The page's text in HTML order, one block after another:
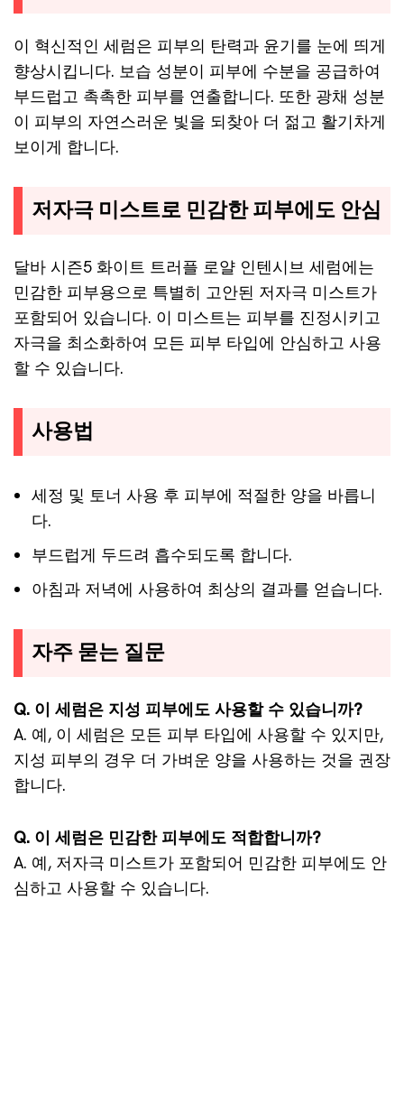
이 혁신적인 세럼은 피부의 탄력과 윤기를 눈에 띄게
향상시킵니다. 보습 성분이 피부에 수분을 공급하여
부드럽고 촉촉한 피부를 연출합니다. 또한 광채 성분
이 피부의 자연스러운 빛을 되찾아 더 젊고 활기차게
보이게 합니다.
저자극 미스트로 민감한 피부에도 안심
달바 시즌5 화이트 트러플 로얄 인텐시브 세럼에는
민감한 피부용으로 특별히 고안된 저자극 미스트가
포함되어 있습니다. 이 미스트는 피부를 진정시키고
자극을 최소화하여 모든 피부 타입에 안심하고 사용
할 수 있습니다.
사용법
세정 및 토너 사용 후 피부에 적절한 양을 바릅니
다.
부드럽게 두드려 흡수되도록 합니다.
아침과 저녁에 사용하여 최상의 결과를 얻습니다.
자주 묻는 질문
Q. 이 세럼은 지성 피부에도 사용할 수 있습니까?
A. 예, 이 세럼은 모든 피부 타입에 사용할 수 있지만,
지성 피부의 경우 더 가벼운 양을 사용하는 것을 권장
합니다.
Q. 이 세럼은 민감한 피부에도 적합합니까?
A. 예, 저자극 미스트가 포함되어 민감한 피부에도 안
심하고 사용할 수 있습니다.